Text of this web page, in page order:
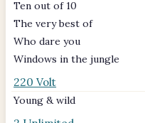
Ten out of 10
The very best of
Who dare you
Windows in the jungle
220 Volt
Young & wild